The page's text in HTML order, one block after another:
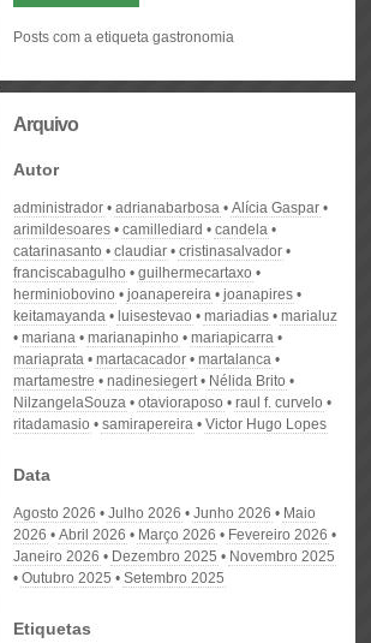
Posts com a etiqueta gastronomia
Arquivo
Autor
administrador adrianabarbosa
Alícia Gaspar
arimildesoares
camillediard
candela
catarinasanto
claudiar
cristinasalvador
franciscabagulho
guilhermecartaxo
herminiobovino
joanapereira
joanapires
keitamayanda
luisestevao mariadias
marialuz
mariana
marianapinho
mariapicarra
mariaprata
martacacador
martalanca
martamestre
nadinesiegert
Nélida Brito
NilzangelaSouza
otavioraposo
raul f. curvelo
ritadamasio
samirapereira Victor Hugo Lopes
Data
Agosto 2026 Julho 2026 Junho 2026
Maio
2026
Abril 2026 Março 2026
Fevereiro 2026
Janeiro 2026
Dezembro 2025
Novembro 2025
Outubro 2025
Setembro 2025
Etiquetas